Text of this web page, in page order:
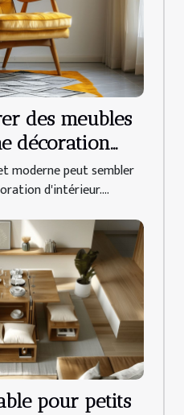
des meubles
décoration
moderne peut sembler
d'intérieur....
pour petits